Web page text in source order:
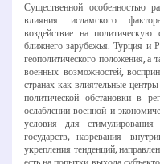
Существенной особенностью
влияния исламского
воздействие на
ближнего зарубежья. Турция и
геополитического положения, а
военных возможностей,
странах как влиятельные
политической обстановки в
ослаблении военной и
условия для стимулирования
государств, назревания
укрепления тенденций,